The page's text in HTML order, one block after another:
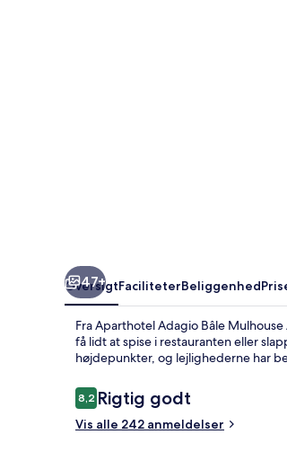
47+
OversigtFaciliteterBeliggenhed
Fra Aparthotel Adagio Bâle
få lidt at spise i restauranten eller
højdepunkter, og lejlighederne har
Anmeldelser
8,28,2 ud af 10.
Rigtig godt
Vis alle 242 anmeldelser